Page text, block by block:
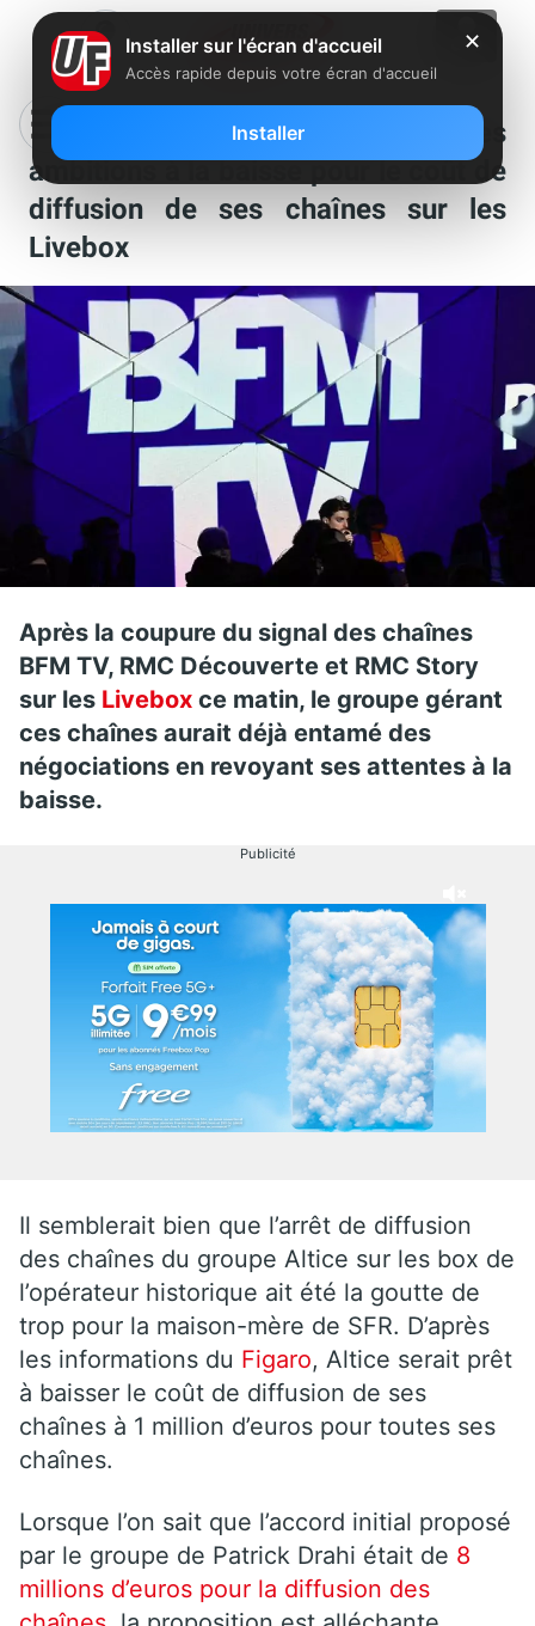
BFMTV: Altice aurait déjà revu ses
ambitions à la baisse pour le coût de
diffusion de ses chaînes sur les
Livebox
Après la coupure du signal des chaînes
BFM TV, RMC Découverte et RMC Story
sur les Livebox ce matin, le groupe gérant
ces chaînes aurait déjà entamé des
négociations en revoyant ses attentes à la
baisse.
Publicité
Il semblerait bien que l’arrêt de diffusion
des chaînes du groupe Altice sur les box de
l’opérateur historique ait été la goutte de
trop pour la maison-mère de SFR. D’après
les informations du Figaro, Altice serait prêt
à baisser le coût de diffusion de ses
chaînes à 1 million d’euros pour toutes ses
chaînes.
Lorsque l’on sait que l’accord initial proposé
par le groupe de Patrick Drahi était de 8
millions d’euros pour la diffusion des
✕
Installer sur l'écran d'accueil
Accès rapide depuis votre écran d'accueil
Installer